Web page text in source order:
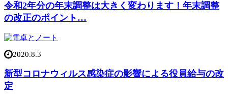
令和2年分の年末調整は大きく変わります！年末調整
の改正のポイント…
2020.8.3
新型コロナウィルス感染症の影響による役員給与の改
定